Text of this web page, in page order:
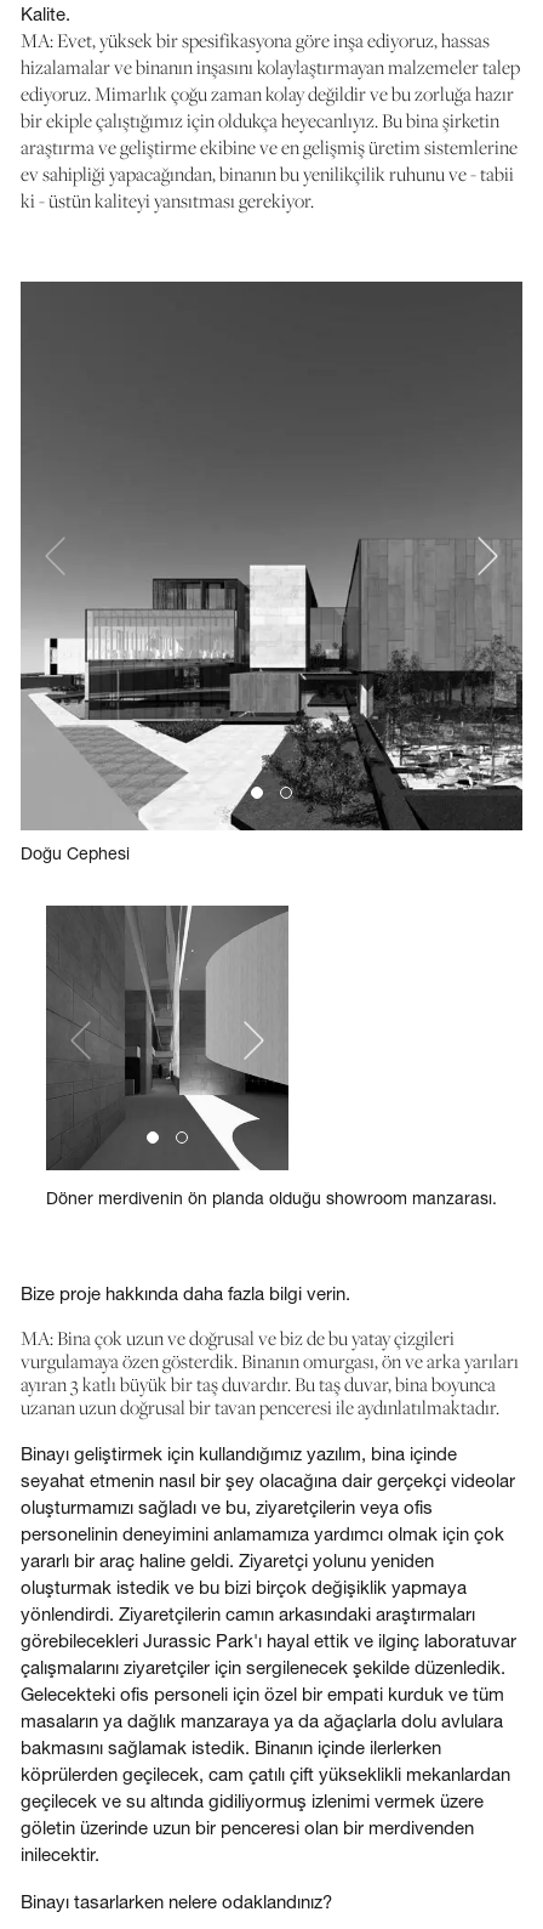
Kalite.
MA: Evet, yüksek bir spesifikasyona göre inşa ediyoruz, hassas
hizalamalar ve binanın inşasını kolaylaştırmayan malzemeler talep
ediyoruz. Mimarlık çoğu zaman kolay değildir ve bu zorluğa hazır
bir ekiple çalıştığımız için oldukça heyecanlıyız. Bu bina şirketin
araştırma ve geliştirme ekibine ve en gelişmiş üretim sistemlerine
ev sahipliği yapacağından, binanın bu yenilikçilik ruhunu ve - tabii
ki - üstün kaliteyi yansıtması gerekiyor.
Doğu Cephesi
Döner merdivenin ön planda olduğu showroom manzarası.
Bize proje hakkında daha fazla bilgi verin.
MA: Bina çok uzun ve doğrusal ve biz de bu yatay çizgileri
vurgulamaya özen gösterdik. Binanın omurgası, ön ve arka yarıları
ayıran 3 katlı büyük bir taş duvardır. Bu taş duvar, bina boyunca
uzanan uzun doğrusal bir tavan penceresi ile aydınlatılmaktadır.
Binayı geliştirmek için kullandığımız yazılım, bina içinde
seyahat etmenin nasıl bir şey olacağına dair gerçekçi videolar
oluşturmamızı sağladı ve bu, ziyaretçilerin veya ofis
personelinin deneyimini anlamamıza yardımcı olmak için çok
yararlı bir araç haline geldi. Ziyaretçi yolunu yeniden
oluşturmak istedik ve bu bizi birçok değişiklik yapmaya
yönlendirdi. Ziyaretçilerin camın arkasındaki araştırmaları
görebilecekleri Jurassic Park'ı hayal ettik ve ilginç laboratuvar
çalışmalarını ziyaretçiler için sergilenecek şekilde düzenledik.
Gelecekteki ofis personeli için özel bir empati kurduk ve tüm
masaların ya dağlık manzaraya ya da ağaçlarla dolu avlulara
bakmasını sağlamak istedik. Binanın içinde ilerlerken
köprülerden geçilecek, cam çatılı çift yükseklikli mekanlardan
geçilecek ve su altında gidiliyormuş izlenimi vermek üzere
göletin üzerinde uzun bir penceresi olan bir merdivenden
inilecektir.
Binayı tasarlarken nelere odaklandınız?